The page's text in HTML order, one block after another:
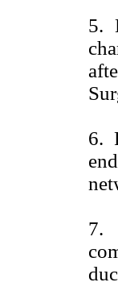
5.
6.
7.